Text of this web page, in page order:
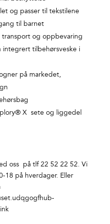
og passer til tekstilene
til barnet
og oppbevaring
integrert tilbehørsveske i
på markedet,
X sete og liggedel
oss på tlf 22 52 22 52. Vi
18 på hverdager. Eller